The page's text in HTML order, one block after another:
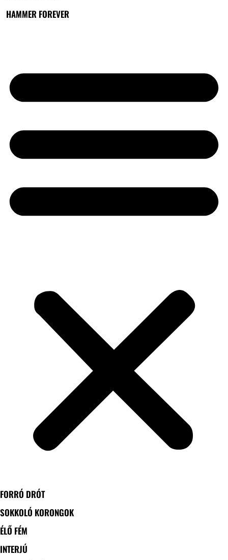
HAMMER FOREVER
FORRÓ DRÓT
SOKKOLÓ KORONGOK
ÉLŐ FÉM
INTERJÚ